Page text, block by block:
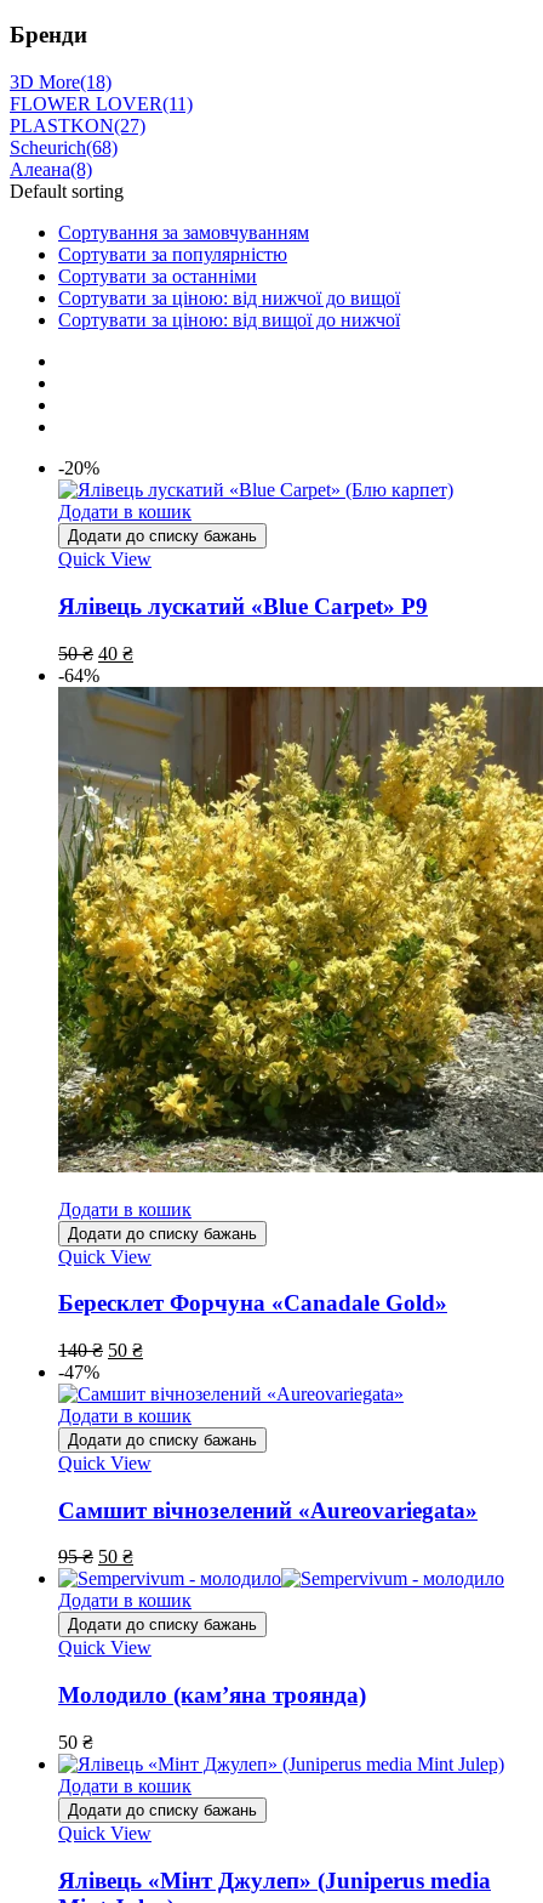
Бренди
3D More(18)
FLOWER LOVER(11)
PLASTKON(27)
Scheurich(68)
Алеана(8)
Default sorting
Сортування за замовчуванням
Сортувати за популярністю
Сортувати за останніми
Сортувати за ціною: від нижчої до вищої
Сортувати за ціною: від вищої до нижчої
-20%
Додати в кошик
Додати до списку бажань
Quick View
Ялівець лускатий «Blue Carpet» Р9
50₴ 40 ₴
-64%
Додати в кошик
Додати до списку бажань
Quick View
Бересклет Форчуна «Canadale Gold»
140₴ 50 ₴
-47%
Додати в кошик
Додати до списку бажань
Quick View
Самшит вічнозелений «Aureovariegata»
95₴ 50 ₴
Додати в кошик
Додати до списку бажань
Quick View
Молодило (кам’яна троянда)
50 ₴
Додати в кошик
Додати до списку бажань
Quick View
Ялівець «Мінт Джулеп» (Juniperus media